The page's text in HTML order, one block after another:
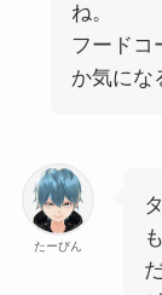
ね。
フードコ
か気にな
たーびん